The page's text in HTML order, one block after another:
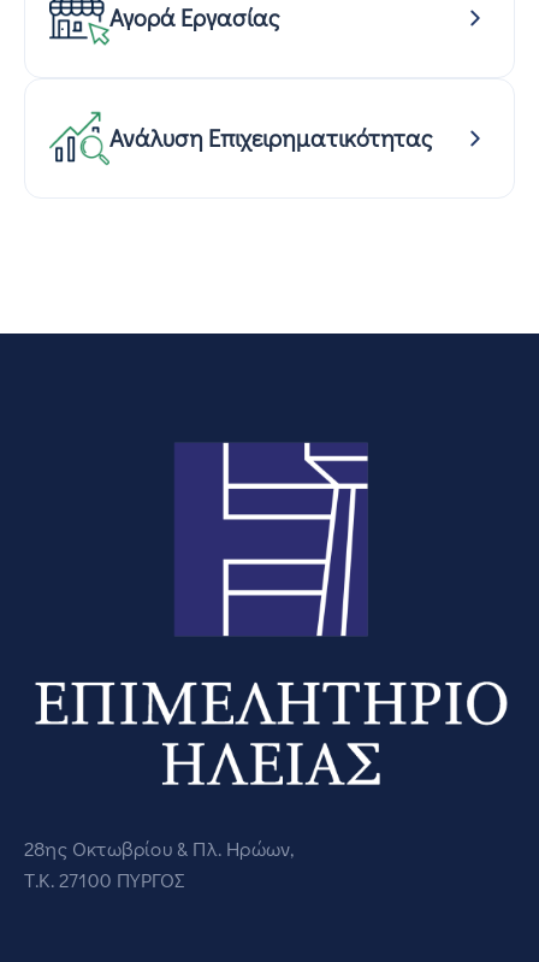
Αγορά Εργασίας
Ανάλυση Επιχειρηματικότητας
28ης Οκτωβρίου & Πλ. Ηρώων,
Τ.Κ. 27100 ΠΥΡΓΟΣ